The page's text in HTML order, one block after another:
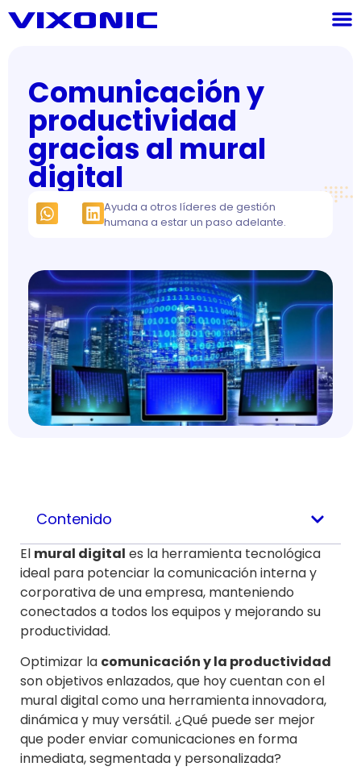
Comunicación y
productividad
gracias al mural
digital
Ayuda a otros líderes de gestión
humana a estar un paso adelante.
Contenido
El mural digital es la herramienta tecnológica
ideal para potenciar la comunicación interna y
corporativa de una empresa, manteniendo
conectados a todos los equipos y mejorando su
productividad.
Optimizar la comunicación y la productividad
son objetivos enlazados, que hoy cuentan con el
mural digital como una herramienta innovadora,
dinámica y muy versátil. ¿Qué puede ser mejor
que poder enviar comunicaciones en forma
inmediata, segmentada y personalizada?